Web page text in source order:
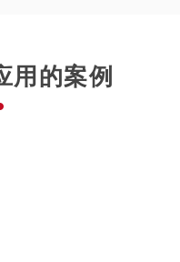
用的案例